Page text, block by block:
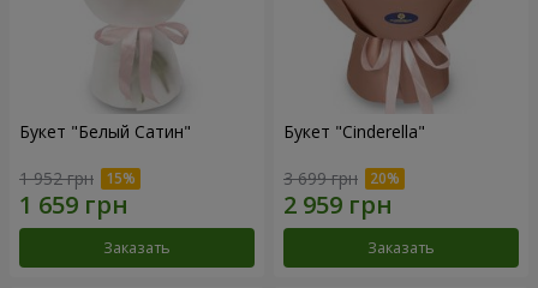
Букет "Белый Сатин"
1 952 грн
Заказать
Букет "Cinderella"
3 699 грн
Заказать